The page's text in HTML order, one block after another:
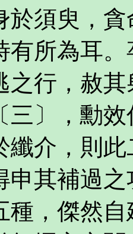
於須臾，
有所為耳
之行，赦
三〕，勳
纖介，則
申其補過
種，傑然